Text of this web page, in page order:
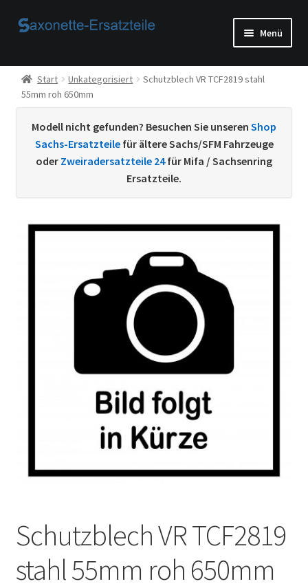
Zur
Zum
Menü
Start
AGB
Beispiel-Seite
Datenschutzerklärung von
Vertrag widerrufen
Widerrufsbelehrung
Zahlungsarten
Start Unkategorisiert
Schutzblech VR TCF2819 stahl
55mm roh 650mm
Modell nicht gefunden? Besuchen Sie unseren Shop
Sachs-Ersatzteilefür ältere Sachs/SFM Fahrzeuge
oder Zweiradersatzteile 24für Mifa / Sachsenring
Ersatzteile.
Schutzblech VR TCF2819
stahl 55mm roh 650mm